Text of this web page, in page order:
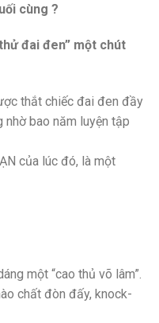
cùng ?
đai đen” một chút
thắt chiếc đai đen đầy
nhờ bao năm luyện tập
của lúc đó, là một
một “cao thủ võ lâm”.
chất đòn đấy, knock-